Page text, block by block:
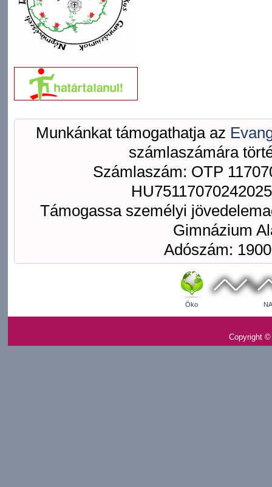
Munkánkat támogathatja az
számlaszámára
Számlaszám: OTP
Támogassa személyi
Gimnázium
Adószám:
Öko
Copyright